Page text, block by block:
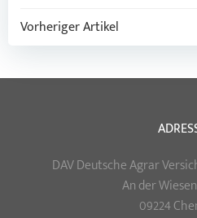
Post
navigation
Vorheriger Artikel
DAV Deutsche Agrar
An der
09224